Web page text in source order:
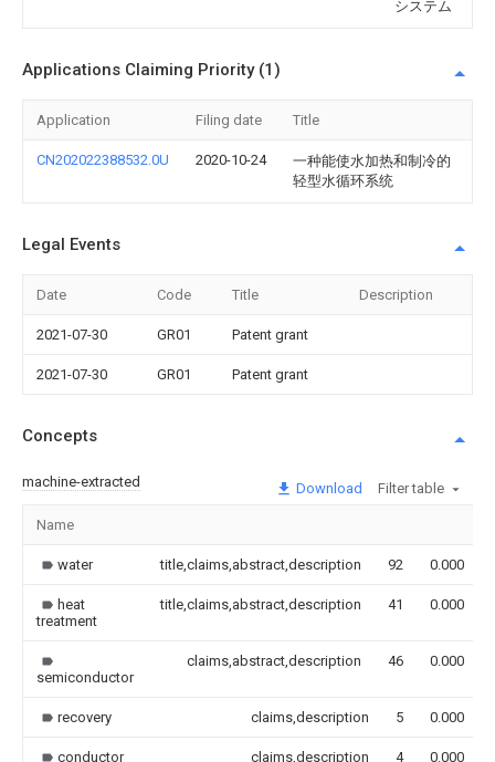
システム
Applications Claiming Priority (1)
Application Filing date Title
CN202022388532.0U 2020-10-24
一种能使水加热和制冷的
轻型水循环系统
Legal Events
Date Code Title Description
2021-07-30 GR01 Patent grant
2021-07-30 GR01 Patent grant
Concepts
machine-extracted Download Filter table
Name
water title,claims,abstract,description 92 0.000
heat
treatment
title,claims,abstract,description 41 0.000
semiconductor
claims,abstract,description 46 0.000
recovery claims,description 5 0.000
conductor claims,description 4 0.000